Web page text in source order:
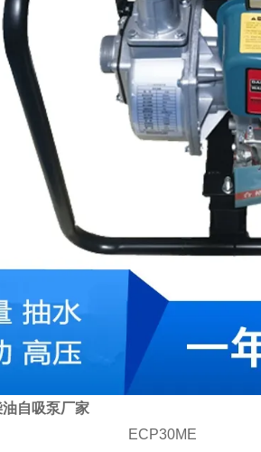
自吸泵厂家
ECP30ME